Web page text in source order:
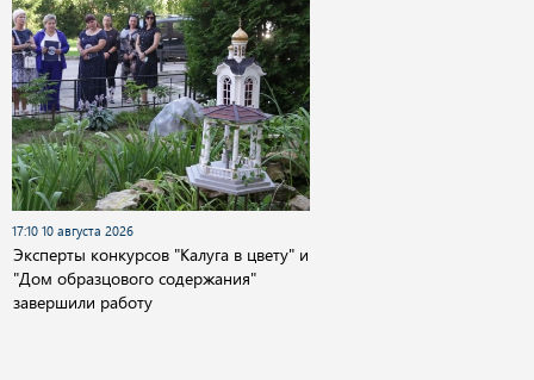
17:10 10 августа 2026
Эксперты конкурсов "Калуга в цвету" и
"Дом образцового содержания"
завершили работу